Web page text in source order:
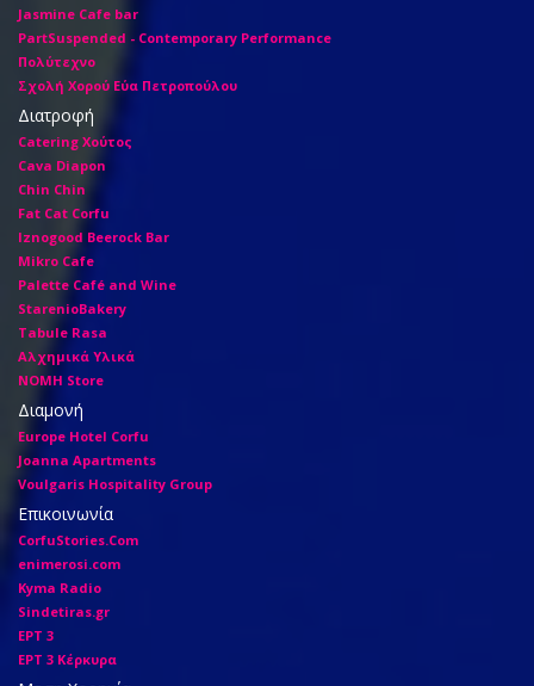
Jasmine Cafe bar
PartSuspended - Contemporary Performance
Πολύτεχνο
Σχολή Χορού Εύα Πετροπούλου
Διατροφή
Catering Χούτος
Cava Diapon
Chin Chin
Fat Cat Corfu
Iznogood Βeerock Bar
Mikro Cafe
Palette Café and Wine
StarenioBakery
Tabule Rasa
Αλχημικά Υλικά
ΝΟΜΗ Store
Διαμονή
Europe Hotel Corfu
Joanna Apartments
Voulgaris Hospitality Group
Επικοινωνία
CorfuStories.Com
enimerosi.com
Kyma Radio
Sindetiras.gr
ΕΡΤ 3
ΕΡΤ 3 Κέρκυρα